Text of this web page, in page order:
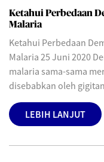
Ketahui Perbedaan
Malaria
Ketahui Perbedaan
Malaria 25 Juni 2020
malaria sama-sama
disebabkan oleh
LEBIH LANJUT